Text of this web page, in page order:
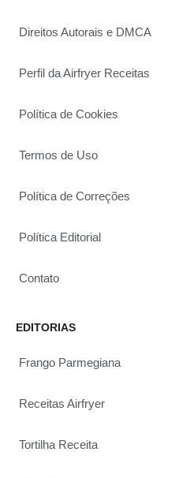
Direitos Autorais e DMCA
Perfil da Airfryer Receitas
Política de Cookies
Termos de Uso
Política de Correções
Política Editorial
Contato
EDITORIAS
Frango Parmegiana
Receitas Airfryer
Tortilha Receita